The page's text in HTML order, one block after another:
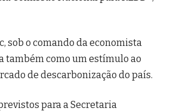
sob o comando da economista
também como um estímulo ao
de descarbonização do país.
para a Secretaria